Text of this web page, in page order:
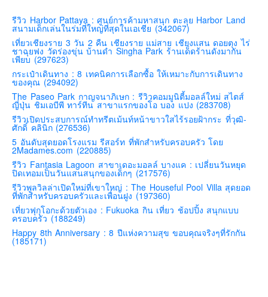
โครเอเชีย
สโลเวเนีย
มอนเตรเนโกร
บอสเนียและเฮอร์เซโกวีน่า
ญี่ปุ่น
คันโต-โตเกียวและรอบๆ
คันไซ-โอซาก้า เกียวโต
คิวชู – ฟุกุโอกะ ซางะ เปปปุ ยุฟุอิน นางาซากิ
ฟูจิ
ฮอกไกโด
เอเชีย
สิงคโปร์
จีน
รีวิว Harbor Pattaya : ศูนย์การค้ามหาสนุก ตะลุย Harbor Land
สนามเด็กเล่นในร่มที่ใหญ่ที่สุดในเอเชีย (342067)
เที่ยวเชียงราย 3 วัน 2 คืน เชียงราย แม่สาย เชียงแสน ดอยตุง ไร่
ชาฉุยฟง วัดร่องขุ่น บ้านดำ Singha Park ร้านเด็ดร้านดังมากัน
เพียบ (297623)
กระเป๋าเดินทาง : 8 เทคนิคการเลือกซื้อ ให้เหมาะกับการเดินทาง
ของคุณ (294092)
The Paseo Park กาญจนาภิเษก : รีวิวคอมมูนิตี้มอลล์ใหม่ สไตส์
ญี่ปุ่น ชิมเอบีพี ทาร์ทีน สาขาแรกของโอ บอง แปง (283708)
รีวิวเปิดประสบการณ์ทำทรีตเม้นท์หน้าขาวใสไร้รอยฝ้ากระ ที่วุฒิ-
ศักดิ์ คลินิก (276536)
5 อันดับสุดยอดโรงแรม รีสอร์ท ที่พักสำหรับครอบครัว โดย
2Madames.com (220885)
รีวิว Fantasia Lagoon สาขาเดอะมอลล์ บางแค : เปลี่ยนวันหยุด
ปิดเทอมเป็นวันแสนสนุกของเด็กๆ (217576)
รีวิวพูลวิลล่าเปิดใหม่ที่เขาใหญ่ : The Houseful Pool Villa สุดยอด
ที่พักสำหรับครอบครัวและเพื่อนฝูง (197360)
เที่ยวฟุกุโอกะด้วยตัวเอง : Fukuoka กิน เที่ยว ช้อปปิ้ง สนุกแบบ
ครอบครัว (188249)
Happy 8th Anniversary : 8 ปีแห่งความสุข ขอบคุณจริงๆที่รักกัน
(185171)